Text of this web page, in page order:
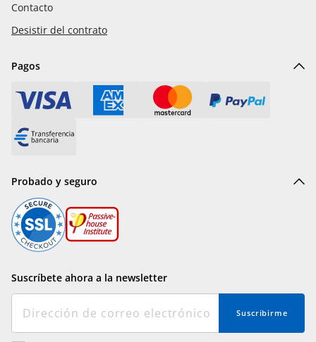
Contacto
Desistir del contrato
Pagos
Probado y seguro
Suscríbete ahora a la newsletter
Suscribirme